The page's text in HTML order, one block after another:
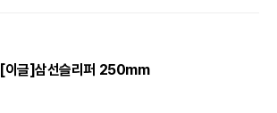
[이글]삼선슬리퍼 250mm